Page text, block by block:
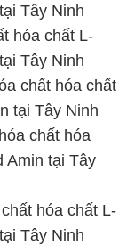
Tây Ninh
hóa chất L-
Tây Ninh
chất hóa chất
tại Tây Ninh
chất hóa
Amin tại Tây
hóa chất L-
Tây Ninh